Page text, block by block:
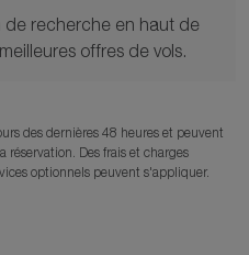
de recherche en haut de
offres de vols.
des dernières 48 heures et peuvent
Des frais et charges
optionnels peuvent s'appliquer.